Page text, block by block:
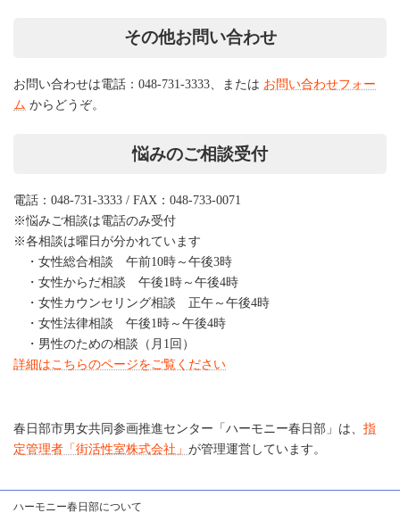
その他お問い合わせ
お問い合わせは電話：048-731-3333、または お問い合わせフォー
ム からどうぞ。
悩みのご相談受付
電話：048-731-3333 / FAX：048-733-0071
※悩みご相談は電話のみ受付
※各相談は曜日が分かれています
・女性総合相談 午前10時～午後3時
・女性からだ相談 午後1時～午後4時
・女性カウンセリング相談 正午～午後4時
・女性法律相談 午後1時～午後4時
・男性のための相談（月1回）
詳細はこちらのページをご覧ください
春日部市男女共同参画推進センター「ハーモニー春日部」は、 指
定管理者「街活性室株式会社」 が管理運営しています。
ハーモニー春日部について